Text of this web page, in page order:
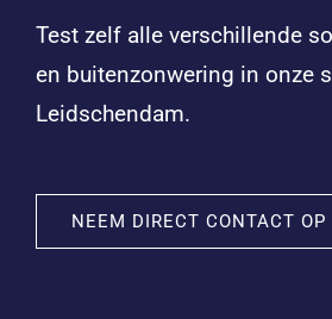
Test zelf alle verschillende
en buitenzonwering in onze
Leidschendam.
NEEM DIRECT CONTACT OP